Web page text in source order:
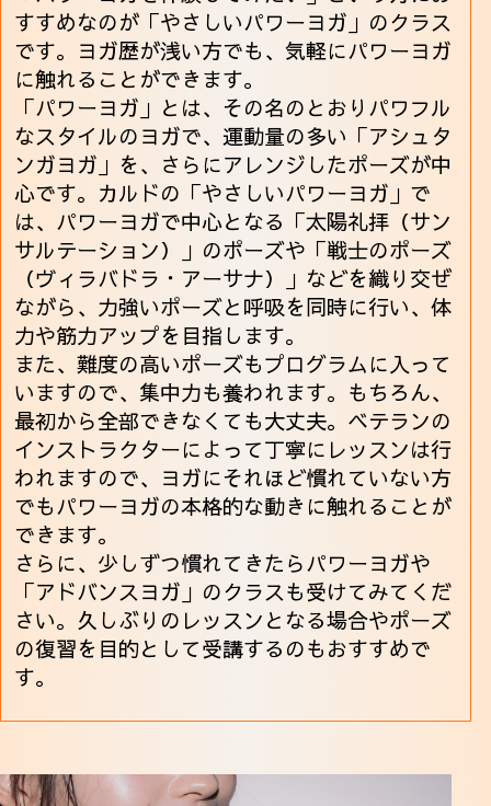
すすめなのが「やさしいパワーヨガ」のクラス
です。ヨガ歴が浅い方でも、気軽にパワーヨガ
に触れることができます。
「パワーヨガ」とは、その名のとおりパワフル
なスタイルのヨガで、運動量の多い「アシュタ
ンガヨガ」を、さらにアレンジしたポーズが中
心です。カルドの「やさしいパワーヨガ」で
は、パワーヨガで中心となる「太陽礼拝（サン
サルテーション）」のポーズや「戦士のポーズ
（ヴィラバドラ・アーサナ）」などを織り交ぜ
ながら、力強いポーズと呼吸を同時に行い、体
力や筋力アップを目指します。
また、難度の高いポーズもプログラムに入って
いますので、集中力も養われます。もちろん、
最初から全部できなくても大丈夫。ベテランの
インストラクターによって丁寧にレッスンは行
われますので、ヨガにそれほど慣れていない方
でもパワーヨガの本格的な動きに触れることが
できます。
さらに、少しずつ慣れてきたらパワーヨガや
「アドバンスヨガ」のクラスも受けてみてくだ
さい。久しぶりのレッスンとなる場合やポーズ
の復習を目的として受講するのもおすすめで
す。